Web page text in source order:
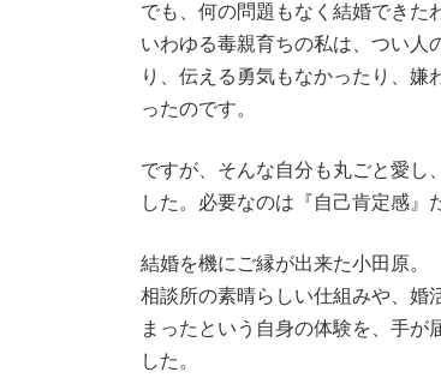
でも、何の問題もなく結婚できた
いわゆる毒親育ちの私は、つい人
り、伝える勇気もなかったり、
ったのです。
ですが、そんな自分も丸ごと愛し
した。必要なのは『自己肯定感』
結婚を機にご縁が出来た小田原。
相談所の素晴らしい仕組みや、婚
まったという自身の体験を、手が
した。